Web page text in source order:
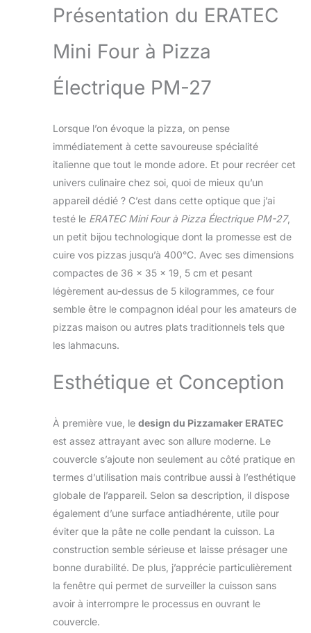
Véritable Goût
de Four à
du pain. CHAUFFE
RAPIDEMENT -
température
en quelques
minutes grâce aux
chauffants
AUTHENTIQUE - La
pierre de cuisson
en schamotte de
haute qualité
confère à chaque
plat un goût
authentique de four
à pierre. ACIER
INOXYDABLE -
Fabriqué en acier
inoxydable durable,
ce four promet une
utilisation à long
Présentation du ERATEC
Mini Four à Pizza
Électrique PM-27
Lorsque l’on évoque la pizza, on pense
immédiatement à cette savoureuse spécialité
italienne que tout le monde adore. Et pour recréer cet
univers culinaire chez soi, quoi de mieux qu’un
appareil dédié ? C’est dans cette optique que j’ai
testé le ERATEC Mini Four à Pizza Électrique PM-27,
un petit bijou technologique dont la promesse est de
cuire vos pizzas jusqu’à 400°C. Avec ses dimensions
compactes de 36 x 35 x 19, 5 cm et pesant
légèrement au-dessus de 5 kilogrammes, ce four
semble être le compagnon idéal pour les amateurs de
pizzas maison ou autres plats traditionnels tels que
les lahmacuns.
Esthétique et Conception
À première vue, le design du Pizzamaker ERATEC
est assez attrayant avec son allure moderne. Le
couvercle s’ajoute non seulement au côté pratique en
termes d’utilisation mais contribue aussi à l’esthétique
globale de l’appareil. Selon sa description, il dispose
également d’une surface antiadhérente, utile pour
éviter que la pâte ne colle pendant la cuisson. La
construction semble sérieuse et laisse présager une
bonne durabilité. De plus, j’apprécie particulièrement
la fenêtre qui permet de surveiller la cuisson sans
avoir à interrompre le processus en ouvrant le
couvercle.